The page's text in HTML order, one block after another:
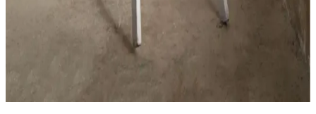
Lolavien Çift Kişilik Peluş Battaniye: Yumuşak ve
Şık Tasarımıyla Sıcaklık Sunar